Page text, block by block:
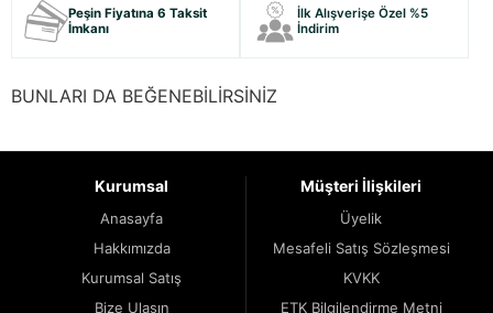
Peşin Fiyatına 6 Taksit
İmkanı
İlk Alışverişe Özel %5
İndirim
BUNLARI DA BEĞENEBİLİRSİNİZ
Kurumsal
Anasayfa
Hakkımızda
Kurumsal Satış
Bize Ulaşın
Müşteri İlişkileri
Üyelik
Mesafeli Satış Sözleşmesi
KVKK
ETK Bilgilendirme Metni